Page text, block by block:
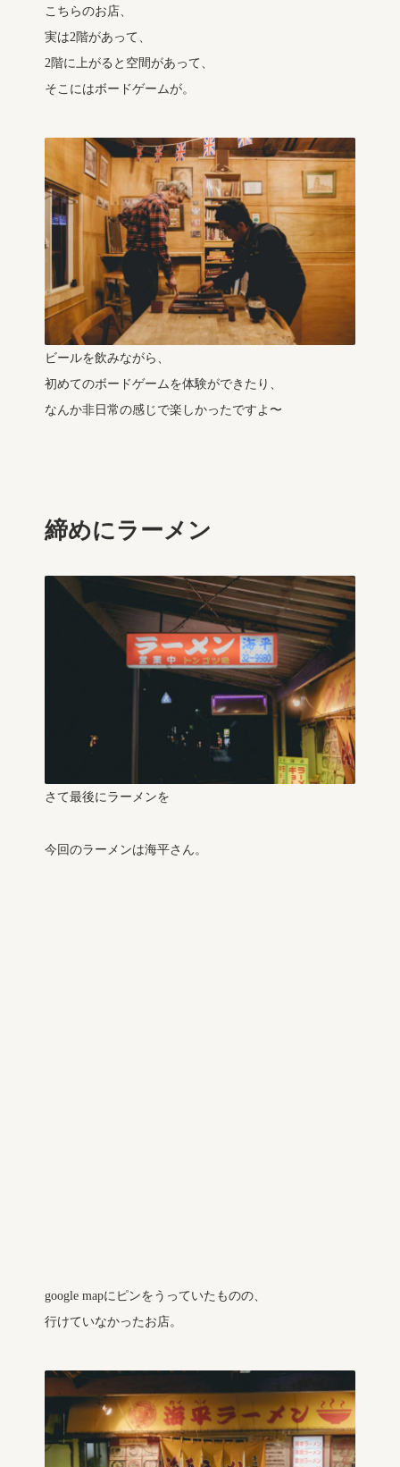
こちらのお店、
実は2階があって、
2階に上がると空間があって、
そこにはボードゲームが。
ビールを飲みながら、
初めてのボードゲームを体験ができたり、
なんか非日常の感じで楽しかったですよ〜
締めにラーメン
さて最後にラーメンを
今回のラーメンは海平さん。
google mapにピンをうっていたものの、
行けていなかったお店。